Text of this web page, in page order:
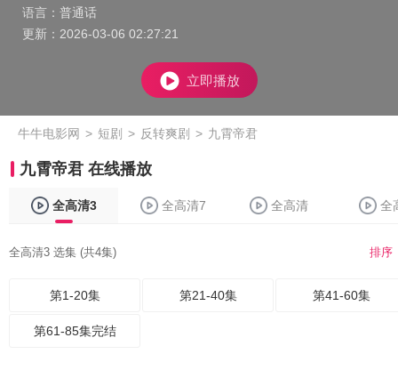
语言： 普通话
更新： 2026-03-06 02:27:21
立即播放
牛牛电影网 > 短剧 > 反转爽剧 > 九霄帝君
九霄帝君 在线播放
全高清3 全高清7 全高清 全
全高清3 选集 (共4集) 排序
第1-20集 第21-40集 第41-60集
第61-85集完结